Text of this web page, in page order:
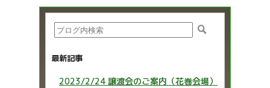
最新記事
2023/2/24 譲渡会のご案内（花巻会場）